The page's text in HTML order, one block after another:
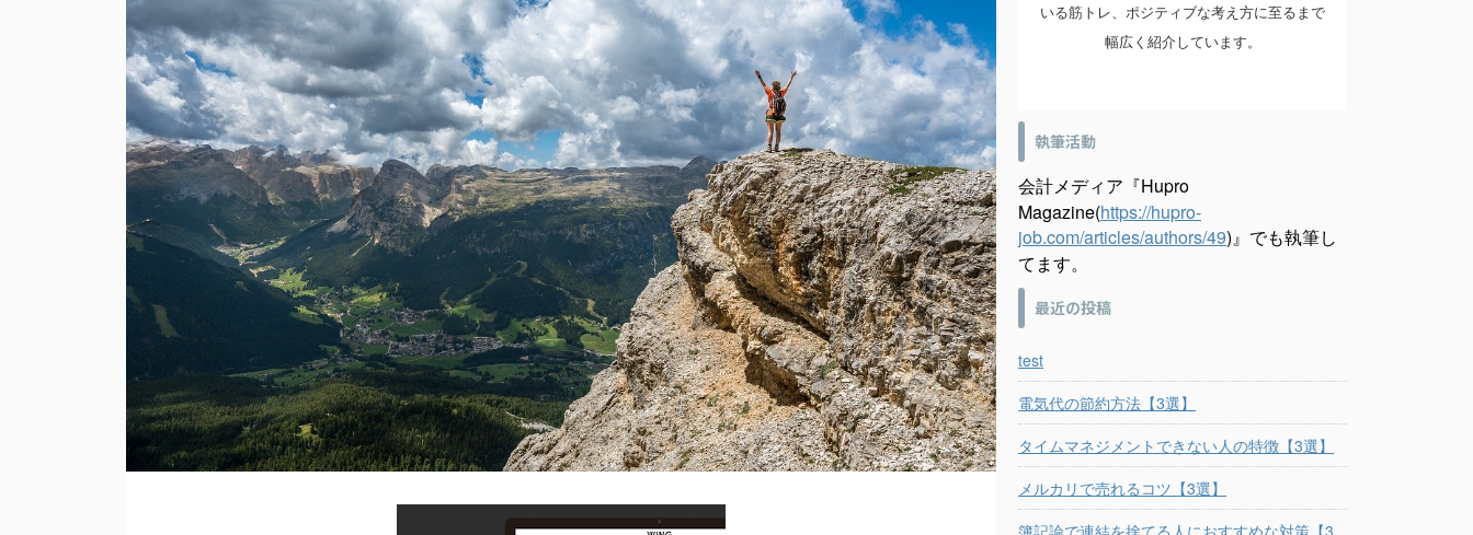
いる筋トレ、ポジティブな考え方に至るまで
幅広く紹介しています。
執筆活動
会計メディア『Hupro
Magazine(https://hupro-
job.com/articles/authors/49)』でも執筆し
てます。
最近の投稿
test
電気代の節約方法【3選】
タイムマネジメントできない人の特徴【3選】
メルカリで売れるコツ【3選】
簿記論で連結を捨てる人におすすめな対策【3